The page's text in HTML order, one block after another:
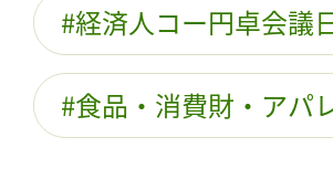
経済人コー円卓会議
食品・消費財・アパ